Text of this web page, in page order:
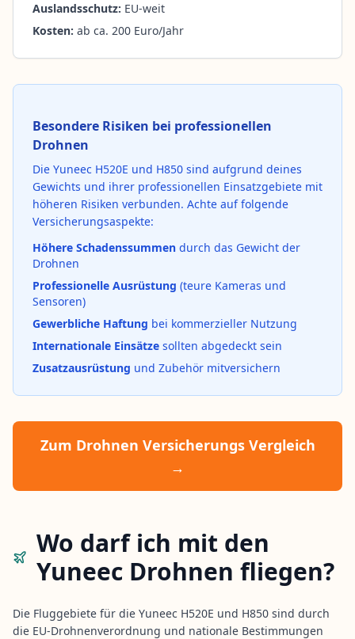
Auslandsschutz: EU-weit
Kosten: ab ca. 200 Euro/Jahr
Besondere Risiken bei professionellen
Drohnen
Die Yuneec H520E und H850 sind aufgrund deines
Gewichts und ihrer professionellen Einsatzgebiete mit
höheren Risiken verbunden. Achte auf folgende
Versicherungsaspekte:
Höhere Schadenssummen durch das Gewicht der
Drohnen
Professionelle Ausrüstung (teure Kameras und
Sensoren)
Gewerbliche Haftung bei kommerzieller Nutzung
Internationale Einsätze sollten abgedeckt sein
Zusatzausrüstung und Zubehör mitversichern
Zum Drohnen Versicherungs Vergleich
→
Wo darf ich mit den
Yuneec Drohnen fliegen?
Die Fluggebiete für die Yuneec H520E und H850 sind durch
die EU-Drohnenverordnung und nationale Bestimmungen